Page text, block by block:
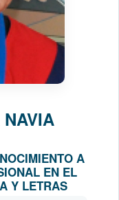
A
EN EL
Y LETRAS